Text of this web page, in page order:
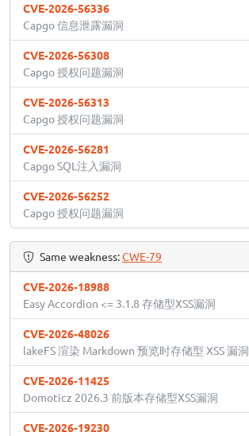
CVE-2026-56336
Capgo 信息泄露漏洞
CVE-2026-56308
Capgo 授权问题漏洞
CVE-2026-56313
Capgo 授权问题漏洞
CVE-2026-56281
Capgo SQL注入漏洞
CVE-2026-56252
Capgo 授权问题漏洞
Same weakness:CWE-79
CVE-2026-18988
Easy Accordion <= 3.1.8 存储型XSS漏洞
CVE-2026-48026
lakeFS 渲染 Markdown 预览时存储型 XSS 漏洞
CVE-2026-11425
Domoticz 2026.3 前版本存储型XSS漏洞
CVE-2026-19230